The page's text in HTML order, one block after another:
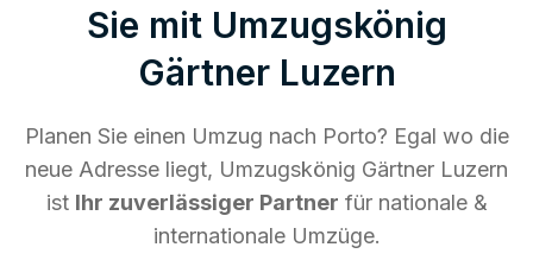
Sie mit Umzugskönig
Gärtner Luzern
Planen Sie einen Umzug nach Porto? Egal wo die
neue Adresse liegt, Umzugskönig Gärtner Luzern
ist Ihr zuverlässiger Partner für nationale &
internationale Umzüge.